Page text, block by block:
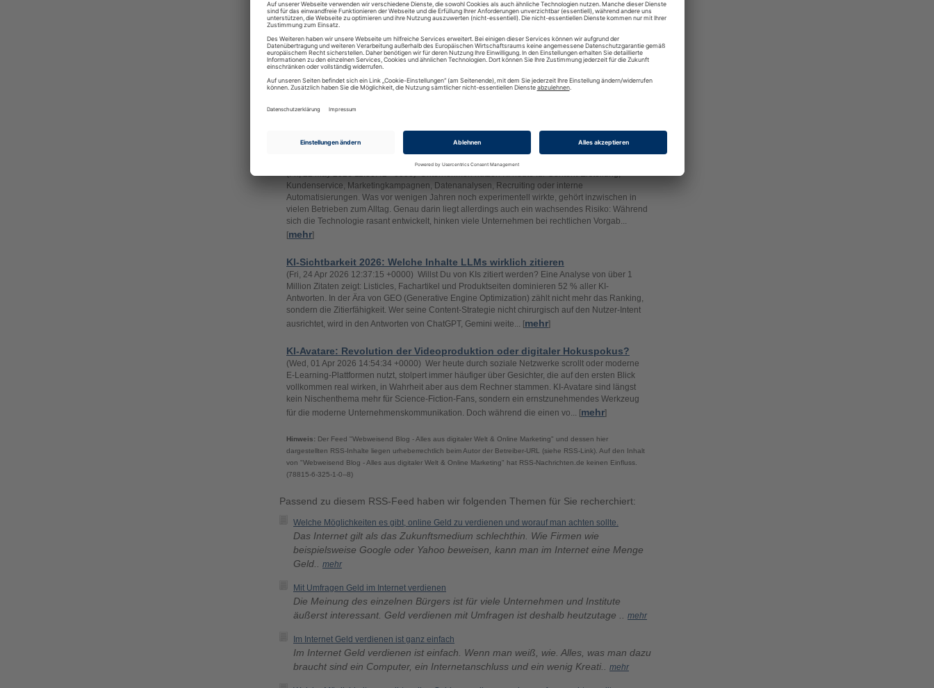
die Budgets. Doch während die Klickpreise dort stetig steigen, rückt im Jahr 2026 eine Plattform
in den Fokus, die lange Zeit als „unbezähmbar“ galt: Reddit. Reddit nennt sich selbst das „Herz
des Internets“ und weiterlesen >> Der Beitrag Red... [
GEO ist ein Reputationsproblem – und genau darin liegt die
Herausforderung
(Wed, 03 Jun 2026 12:39:45 +0000) Viele Unternehmen betrachten GEO (Generative Engine
FAQs ergänzt und Seiten technisch aufbereitet, um für KI-Systeme besser lesbar zu sein. Diese
Es ist vor allem eine Frage der Wahrnehmung weiterlesen >> De... [mehr
KI im Unternehmen nutzen: Diese rechtlichen Risiken solltest Du kennen
(Fri, 22 May 2026 11:30:42 +0000) Unternehmen nutzen KI heute für Content-Erstellung,
Kundenservice, Marketingkampagnen, Datenanalysen, Recruiting oder interne
Automatisierungen. Was vor wenigen Jahren noch experimentell wirkte, gehört inzwischen in
vielen Betrieben zum Alltag. Genau darin liegt allerdings auch ein wachsendes Risiko: Während
sich die Technologie rasant entwickelt, hinken viele Unternehmen bei rechtlichen Vorgab...
[mehr]
KI-Sichtbarkeit 2026: Welche Inhalte LLMs wirklich zitieren
(Fri, 24 Apr 2026 12:37:15 +0000) Willst Du von KIs zitiert werden? Eine Analyse von über 1
Million Zitaten zeigt: Listicles, Fachartikel und Produktseiten dominieren 52 % aller KI-
Antworten. In der Ära von GEO (Generative Engine Optimization) zählt nicht mehr das Ranking,
sondern die Zitierfähigkeit. Wer seine Content-Strategie nicht chirurgisch auf den Nutzer-Intent
ausrichtet, wird in den Antworten von ChatGPT, Gemini weite... [mehr]
KI-Avatare: Revolution der Videoproduktion oder digitaler Hokuspokus?
(Wed, 01 Apr 2026 14:54:34 +0000) Wer heute durch soziale Netzwerke scrollt oder moderne
E-Learning-Plattformen nutzt, stolpert immer häufiger über Gesichter, die auf den ersten Blick
vollkommen real wirken, in Wahrheit aber aus dem Rechner stammen. KI-Avatare sind längst
kein Nischenthema mehr für Science-Fiction-Fans, sondern ein ernstzunehmendes Werkzeug
für die moderne Unternehmenskommunikation. Doch während die einen vo... [mehr]
Hinweis: Der Feed "Webweisend Blog - Alles aus digitaler Welt & Online Marketing" und dessen hier
dargestellten RSS-Inhalte liegen urheberrechtlich beim Autor der Betreiber-URL (siehe RSS-Link). Auf den Inhalt
von "Webweisend Blog - Alles aus digitaler Welt & Online Marketing" hat RSS-Nachrichten.de keinen Einfluss.
(78815-6-325-1-0--8)
Passend zu diesem RSS-Feed haben wir folgenden Themen für Sie recherchiert:
Welche Möglichkeiten es gibt, online Geld zu verdienen und worauf man achten sollte.
Das Internet gilt als das Zukunftsmedium schlechthin. Wie Firmen wie
beispielsweise Google oder Yahoo beweisen, kann man im Internet eine Menge
Geld.. mehr
Mit Umfragen Geld im Internet verdienen
Die Meinung des einzelnen Bürgers ist für viele Unternehmen und Institute
äußerst interessant. Geld verdienen mit Umfragen ist deshalb heutzutage .. mehr
Im Internet Geld verdienen ist ganz einfach
Im Internet Geld verdienen ist einfach. Wenn man weiß, wie. Alles, was man dazu
braucht sind ein Computer, ein Internetanschluss und ein wenig Kreati.. mehr